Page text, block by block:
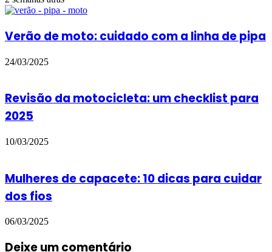
Verão de moto: cuidado com a linha de pipa
24/03/2025
Revisão da motocicleta: um checklist para
2025
10/03/2025
Mulheres de capacete: 10 dicas para cuidar
dos fios
06/03/2025
Deixe um comentário